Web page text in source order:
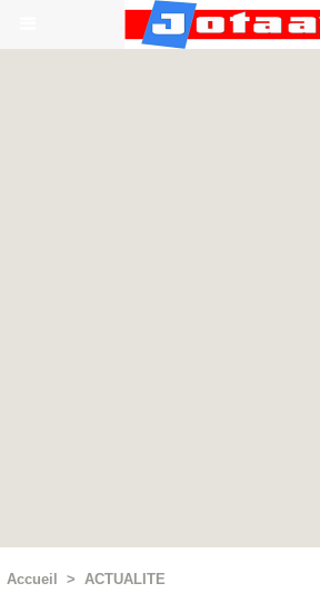
Accueil > ACTUALITE